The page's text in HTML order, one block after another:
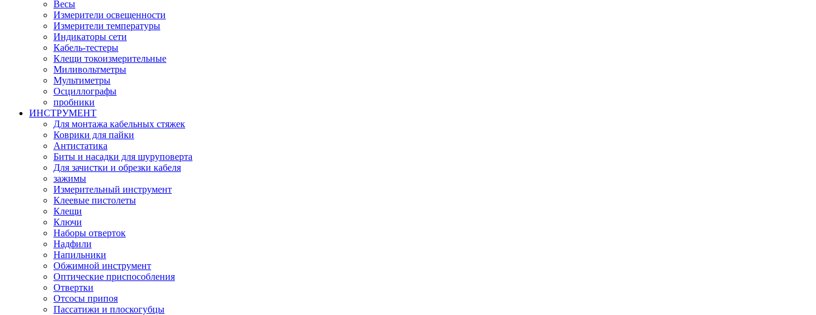
Весы
Измерители освещенности
Измерители температуры
Индикаторы сети
Кабель-тестеры
Клещи токоизмерительные
Миливольтметры
Мультиметры
Осциллографы
пробники
ИНСТРУМЕНТ
Для монтажа кабельных стяжек
Коврики для пайки
Антистатика
Биты и насадки для шуруповерта
Для зачистки и обрезки кабеля
зажимы
Измерительный инструмент
Клеевые пистолеты
Клещи
Ключи
Наборы отверток
Надфили
Напильники
Обжимной инструмент
Оптические приспособления
Отвертки
Отсосы припоя
Пассатижи и плоскогубцы